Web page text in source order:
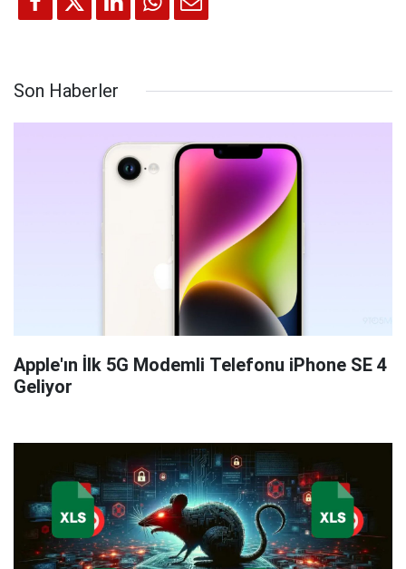
Son Haberler
Apple'ın İlk 5G Modemli Telefonu iPhone SE 4
Geliyor